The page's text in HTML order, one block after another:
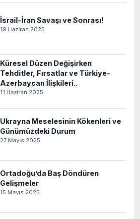
İsrail-İran Savaşı ve Sonrası!
19 Haziran 2025
Küresel Düzen Değişirken
Tehditler, Fırsatlar ve Türkiye-
Azerbaycan İlişkileri..
11 Haziran 2025
Ukrayna Meselesinin Kökenleri ve
Günümüzdeki Durum
27 Mayıs 2025
Ortadoğu’da Baş Döndüren
Gelişmeler
15 Mayıs 2025